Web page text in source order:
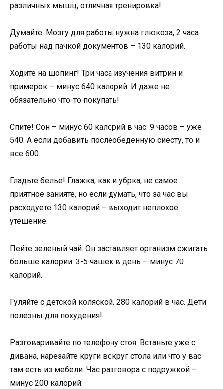
различных мышц, отличная тренировка!
Думайте. Мозгу для работы нужна глюкоза, 2 часа
работы над пачкой документов – 130 калорий.
Ходите на шопинг! Три часа изучения витрин и
примерок – минус 640 калорий. И даже не
обязательно что-то покупать!
Спите! Сон – минус 60 калорий в час. 9 часов – уже
540. А если добавить послеобеденную сиесту, то и
все 600.
Гладьте белье! Глажка, как и убрка, не самое
приятное занияте, но если думать, что за час вы
расходуете 130 калорий – выходит неплохое
утешение.
Пейте зеленый чай. Он заставляет организм сжигать
больше калорий. 3-5 чашек в день – минус 70
калорий.
Гуляйте с детской коляской. 280 калорий в час. Дети
полезны для похудения!
Разговаривайте по телефону стоя. Встаньте уже с
дивана, нарезайте круги вокруг стола или что у вас
там есть из мебели. Час разговора с подружкой –
минус 200 калорий.